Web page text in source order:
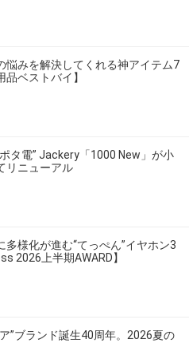
悩みを解決してくれる神アイテム7
ベストバイ】
タ電” Jackery「1000 New」が小
リニューアル
多様化が進む“てっぺん”イヤホン3
2026上半期AWARD】
”ブランド誕生40周年。2026夏の